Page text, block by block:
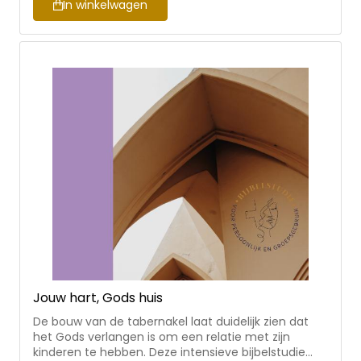
jezelf en ook de aarde. Geschikt voor kringgebruik
en persoonlijke studie. Jos Douma is predikant van
de Plantagekerk in Zwolle, initiator van de online
In winkelwagen
Jouw hart, Gods huis
De bouw van de tabernakel laat duidelijk zien dat
het Gods verlangen is om een relatie met zijn
kinderen te hebben. Deze intensieve bijbelstudie